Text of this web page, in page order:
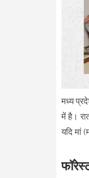
मध्य
में है।
यदि मां